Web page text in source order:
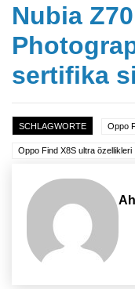
Nubia
sertifika
SCHLAGWORTE Oppo
Oppo Find X8S ultra özellikleri